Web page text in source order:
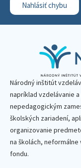
Nahlásiť chybu
Národný inštitút
napríklad vzdelávanie
nepedagogickým
školských zariadení,
organizovanie
na školách, neformálne
fondu.